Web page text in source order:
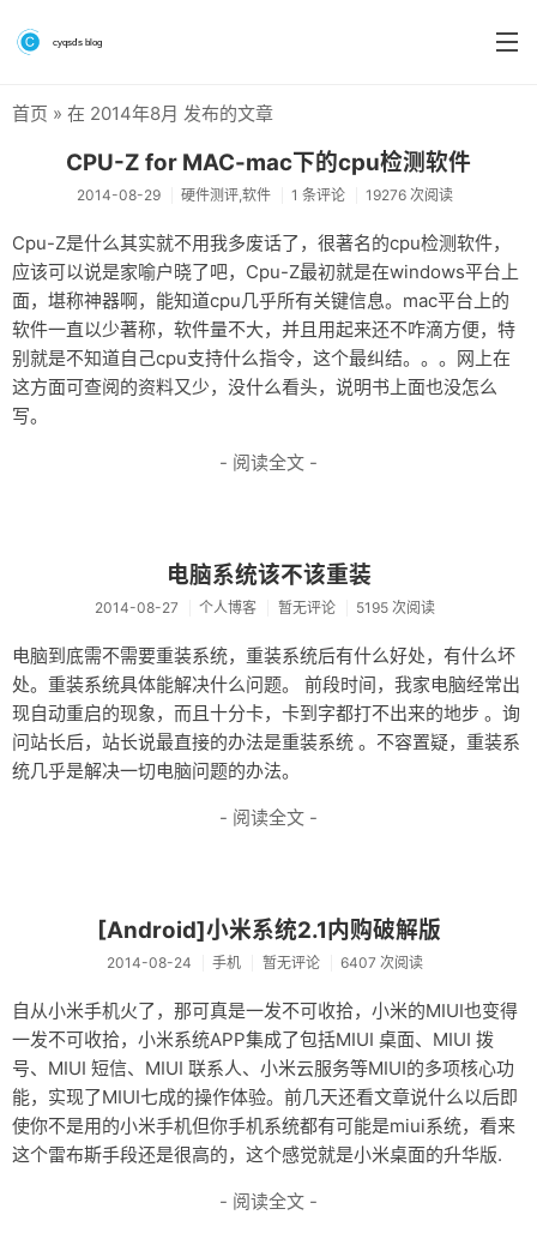
分类
系统&系统工具
硬件测评
软件
折腾
前端
资料仓库
废话
关于
友情链接
首页 » 在 2014年8月 发布的文章
CPU-Z for MAC-mac下的cpu检测软件
2014-08-29 硬件测评,软件 1 条评论 19276 次阅读
Cpu-Z是什么其实就不用我多废话了，很著名的cpu检测软件，
应该可以说是家喻户晓了吧，Cpu-Z最初就是在windows平台上
面，堪称神器啊，能知道cpu几乎所有关键信息。mac平台上的
软件一直以少著称，软件量不大，并且用起来还不咋滴方便，特
别就是不知道自己cpu支持什么指令，这个最纠结。。。网上在
这方面可查阅的资料又少，没什么看头，说明书上面也没怎么
写。
- 阅读全文 -
电脑系统该不该重装
2014-08-27 个人博客 暂无评论 5195 次阅读
电脑到底需不需要重装系统，重装系统后有什么好处，有什么坏
处。重装系统具体能解决什么问题。 前段时间，我家电脑经常出
现自动重启的现象，而且十分卡，卡到字都打不出来的地步 。询
问站长后，站长说最直接的办法是重装系统 。不容置疑，重装系
统几乎是解决一切电脑问题的办法。
- 阅读全文 -
[Android]小米系统2.1内购破解版
2014-08-24 手机 暂无评论 6407 次阅读
自从小米手机火了，那可真是一发不可收拾，小米的MIUI也变得
一发不可收拾，小米系统APP集成了包括MIUI 桌面、MIUI 拨
号、MIUI 短信、MIUI 联系人、小米云服务等MIUI的多项核心功
能，实现了MIUI七成的操作体验。前几天还看文章说什么以后即
使你不是用的小米手机但你手机系统都有可能是miui系统，看来
这个雷布斯手段还是很高的，这个感觉就是小米桌面的升华版.
- 阅读全文 -